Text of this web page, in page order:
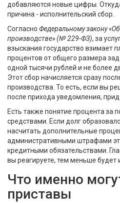
добавляются новые цифры.
причина - исполнительский сбор
Согласно Федеральному закону
производстве» (№ 229-ФЗ), за
взыскания государство взимает
процентов от общего размера
одной тысячи рублей и не более
Этот сбор начисляется сразу
производства. То есть, если вы
после прихода уведомления,
Есть также понятие процента за
средствами. Если долг
насчитать дополнительные
административными штрафами
кредитными обязательствами.
вы реагируете, тем меньше будет
Что именно
приставы